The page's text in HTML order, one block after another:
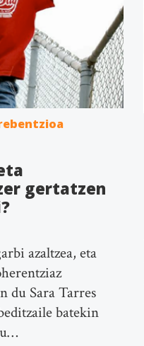
gertatzen
azaltzea, eta
du Sara Tarres
batekin